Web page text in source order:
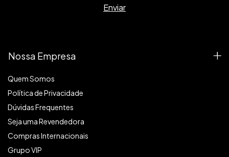
Nossa Empresa
Quem Somos
Política de Privacidade
Dúvidas Frequentes
Seja uma Revendedora
Compras Internacionais
Grupo VIP